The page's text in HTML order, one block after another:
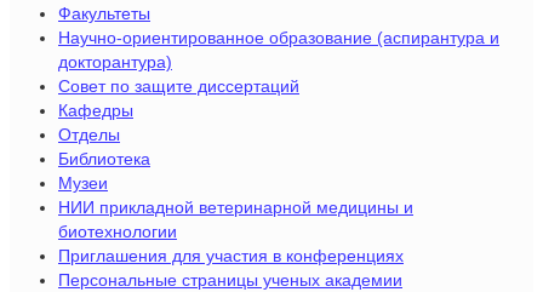
Факультеты
Научно-ориентированное образование (аспирантура и
докторантура)
Совет по защите диссертаций
Кафедры
Отделы
Библиотека
Музеи
НИИ прикладной ветеринарной медицины и
биотехнологии
Приглашения для участия в конференциях
Персональные страницы ученых академии